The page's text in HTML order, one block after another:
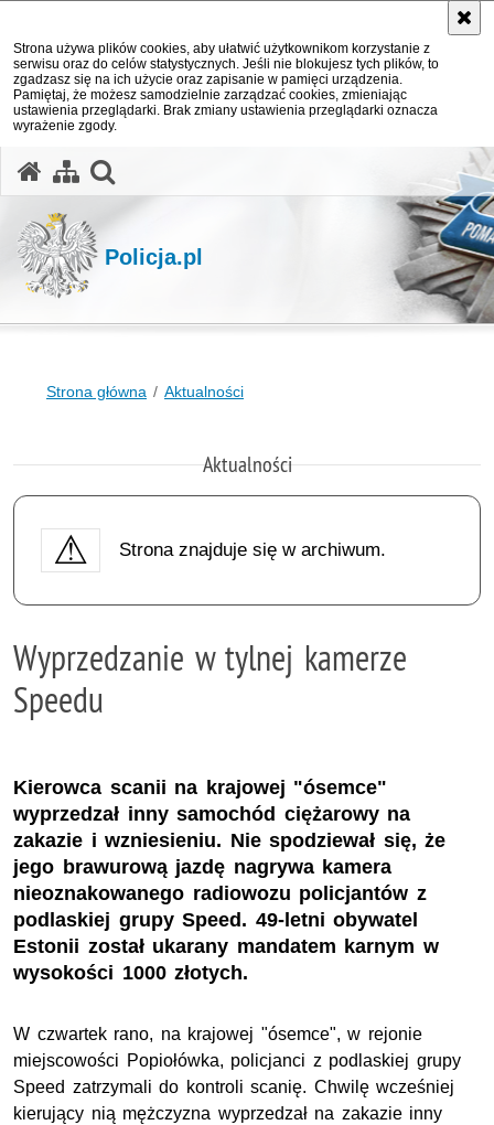
Strona używa plików cookies, aby ułatwić użytkownikom korzystanie z
serwisu oraz do celów statystycznych. Jeśli nie blokujesz tych plików, to
zgadzasz się na ich użycie oraz zapisanie w pamięci urządzenia.
Pamiętaj, że możesz samodzielnie zarządzać cookies, zmieniając
ustawienia przeglądarki. Brak zmiany ustawienia przeglądarki oznacza
wyrażenie zgody.
Policja.pl
Strona główna Aktualności
Aktualności
Strona znajduje się w archiwum.
Wyprzedzanie w tylnej kamerze
Speedu
Kierowca scanii na krajowej "ósemce"
wyprzedzał inny samochód ciężarowy na
zakazie i wzniesieniu. Nie spodziewał się, że
jego brawurową jazdę nagrywa kamera
nieoznakowanego radiowozu policjantów z
podlaskiej grupy Speed. 49-letni obywatel
Estonii został ukarany mandatem karnym w
wysokości 1000 złotych.
W czwartek rano, na krajowej "ósemce", w rejonie
miejscowości Popiołówka, policjanci z podlaskiej grupy
Speed zatrzymali do kontroli scanię. Chwilę wcześniej
kierujący nią mężczyzna wyprzedzał na zakazie inny